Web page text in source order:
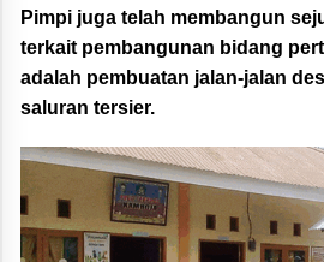
Pimpi juga telah membangun
terkait pembangunan bidang
adalah pembuatan jalan-jalan
saluran tersier.